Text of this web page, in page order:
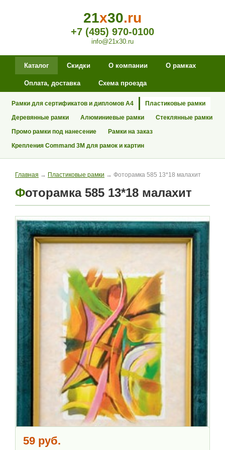
21x30.ru
+7 (495) 970-0100
info@21x30.ru
Каталог Скидки О компании О рамках
Оплата, доставка Схема проезда
Рамки для сертификатов и дипломов А4
Пластиковые рамки
Деревянные рамки
Алюминиевые рамки
Стеклянные рамки
Промо рамки под нанесение
Рамки на заказ
Крепления Command 3M для рамок и картин
Главная → Пластиковые рамки → Фоторамка 585 13*18 малахит
Фоторамка 585 13*18 малахит
59 руб.